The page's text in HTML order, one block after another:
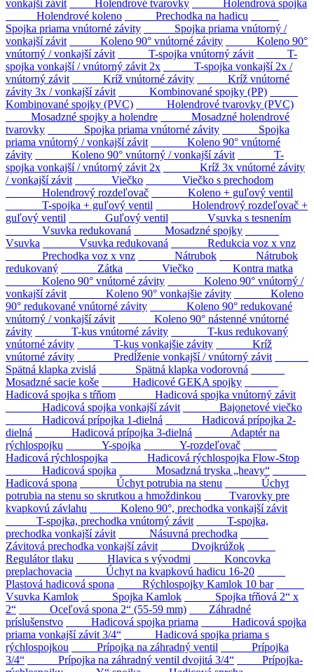
vonkajší závit
Holendrové tvarovky
Holendrová spojka
Holendrové koleno
Prechodka na hadicu
Spojka priama vnútorné závity
Spojka priama vnútorný /
vonkajší závit
Koleno 90° vnútorné závity
Koleno 90°
vnútorný / vonkajší závit
T-spojka vnútorný závit
T-
spojka vonkajší / vnútorný závit 2x
T-spojka vonkajší 2x /
vnútorný závit
Kríž vnútorné závity
Kríž vnútorné
závity 3x / vonkajší závit
Kombinované spojky (PP)
Kombinované spojky (PVC)
Holendrové tvarovky (PVC)
Mosadzné spojky a holendre
Mosadzné holendrové
tvarovky
Spojka priama vnútorné závity
Spojka
priama vnútorný / vonkajší závit
Koleno 90° vnútorné
závity
Koleno 90° vnútorný / vonkajší závit
T-
spojka vonkajší / vnútorný závit 2x
Kríž 3x vnútorné závity
/ vonkajší závit
Viečko
Viečko s prechodom
Holendrový rozdeľovač
Koleno + guľový ventil
T-spojka + guľový ventil
Holendrový rozdeľovač +
guľový ventil
Guľový ventil
Vsuvka s tesnením
Vsuvka redukovaná
Mosadzné spojky
Vsuvka
Vsuvka redukovaná
Redukcia voz x vnz
Prechodka voz x vnz
Nátrubok
Nátrubok
redukovaný
Zátka Viečko
Kontra matka
Koleno 90° vnútorné závity
Koleno 90° vnútorný /
vonkajší závit
Koleno 90° vonkajšie závity
Koleno
90° redukované vnútorné závity
Koleno 90° redukované
vnútorný / vonkajší závit
Koleno 90° nástenné vnútorné
závity
T-kus vnútorné závity
T-kus redukovaný
vnútorné závity
T-kus vonkajšie závity
Kríž
vnútorné závity
Predĺženie vonkajší / vnútorný závit
Spätná klapka zvislá
Spätná klapka vodorovná
Mosadzné sacie koše
Hadicové GEKA spojky
Hadicová spojka s tŕňom
Hadicová spojka vnútorný závit
Hadicová spojka vonkajší závit
Bajonetové viečko
Hadicová prípojka 1-dielná
Hadicová prípojka 2-
dielná
Hadicová prípojka 3-dielná
Adaptér na
rýchlospojku
Y-spojka
Y-rozdeľovač
Hadicová rýchlospojka
Hadicová rýchlospojka Flow-Stop
Hadicová spojka
Mosadzná tryska „heavy“
Hadicová spona
Úchyt potrubia na stenu
Úchyt
potrubia na stenu so skrutkou a hmoždinkou
Tvarovky pre
kvapkovú závlahu
Koleno 90°, prechodka vonkajší závit
T-spojka, prechodka vnútorný závit
T-spojka,
prechodka vonkajší závit
Násuvná prechodka
Závitová prechodka vonkajší závit
Dvojkrúžok
Regulátor tlaku
Hlavica s vývodmi
Koncovka
preplachovacia
Úchyt na kvapkovú hadicu 16-20
Plastová hadicová spona
Rýchlospojky Kamlok 10 bar
Vsuvka Kamlok
Spojka Kamlok
Spojka tŕňová 2“ x
2“
Oceľová spona 2“ (55-59 mm)
Záhradné
príslušenstvo
Hadicová spojka priama
Hadicová spojka
priama vonkajší závit 3/4“
Hadicová spojka priama s
rýchlospojkou
Prípojka na záhradný ventil
Prípojka
3/4“
Prípojka na záhradný ventil dvojitá 3/4“
Prípojka-